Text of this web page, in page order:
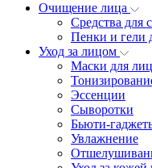
Очищение лица
Средства для
Пенки и гели
Уход за лицом
Маски для
Эссенции
Сыворотки
Бьюти-
Увлажнение